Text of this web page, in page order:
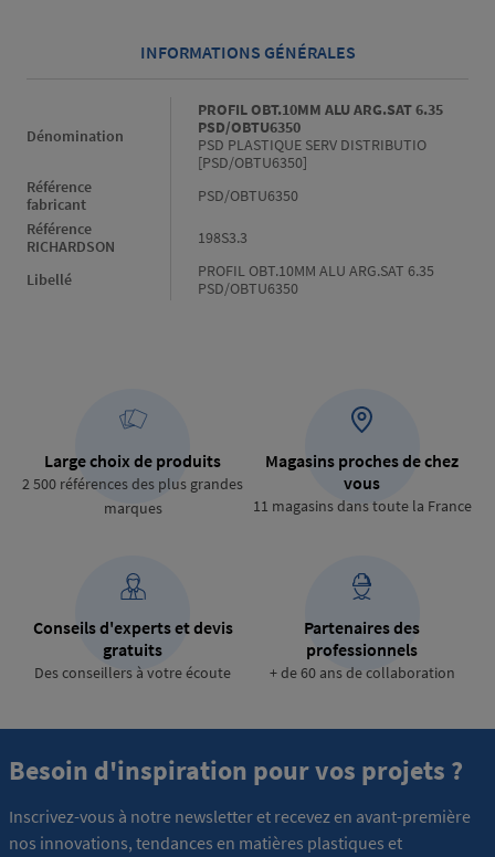
INFORMATIONS GÉNÉRALES
Dénomination
PROFIL OBT.10MM ALU ARG.SAT 6.35
PSD/OBTU6350
PSD PLASTIQUE SERV DISTRIBUTIO
[PSD/OBTU6350]
Référence
fabricant
PSD/OBTU6350
Référence
RICHARDSON
198S3.3
Libellé
PROFIL OBT.10MM ALU ARG.SAT 6.35
PSD/OBTU6350
Large choix de produits
2 500 références des plus grandes
marques
Magasins proches de chez
vous
11 magasins dans toute la France
Conseils d'experts et devis
gratuits
Des conseillers à votre écoute
Partenaires des
professionnels
+ de 60 ans de collaboration
Besoin d'inspiration pour vos projets ?
Inscrivez-vous à notre newsletter et recevez en avant-première
nos innovations, tendances en matières plastiques et